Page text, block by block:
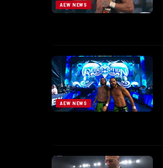
AEW NEWS
AEW NEWS